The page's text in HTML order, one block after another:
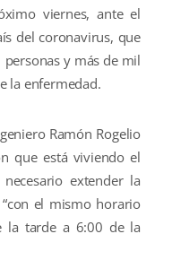
viernes, ante el
del coronavirus, que
y más de mil
la enfermedad.
Ramón Rogelio
que está viviendo el
extender la
el mismo horario
la tarde a 6:00 de la